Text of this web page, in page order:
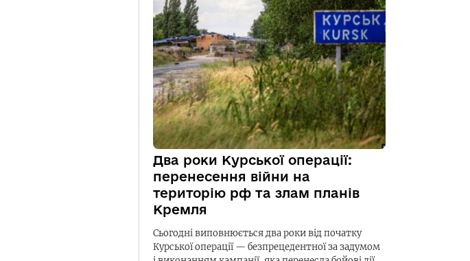
Два роки Курської операції:
перенесення війни на
територію рф та злам планів
Кремля
Сьогодні виповнюється два роки від початку
Курської операції — безпрецедентної за задумом